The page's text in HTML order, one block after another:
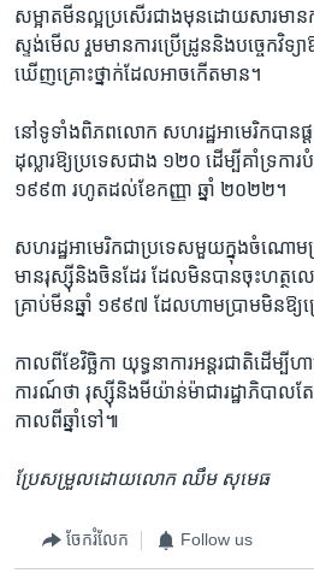
សម្អាតមីនល្អ​ប្រសើរ​ជាងមុន​ដោយសារ​មាន​
ស្ទង់មើល ​រួមមាន​ការ​ប្រើ​ដ្រូន​និង​បច្ចេកវិទ្
ឃើញ​គ្រោះថ្នាក់ដែល​អាច​កើតមាន។
នៅទូទាំងពិភពលោក​ សហរដ្ឋ​អាមេរិក​បាន​ផ្
ដុល្លារឱ្យ​ប្រទេស​ជាង​ ១២០​ ដើម្បី​គាំទ្រការបំ
១៩៩៣ ​រហូត​ដល់​ខែកញ្ញា​ ឆ្នាំ​ ២០២២។
សហរដ្ឋ​អាមេរិក​ជា​ប្រទេស​មួយក្នុង​ចំណោ
មានរុស្ស៊ី​និង​ចិនដែរ ដែល​មិន​បាន​ចុះ​ហត្ថល
គ្រាប់​មីន​ឆ្នាំ ១៩៩៧​ ដែល​ហាមប្រាមមិនឱ្យ​
កាលពី​ខែ​វិច្ឆិកា ​យុទ្ធនាការ​អន្តរជាតិដើម្បី
ការណ៍​ថា រុស្ស៊ី​និងមីយ៉ាន់ម៉ា​ជារដ្ឋាភិបាលត
កាល​ពី​ឆ្នាំទៅ៕
ប្រែសម្រួល​ដោយ​លោក​ ឈឹម សុមេធ
ចែករំលែក Follow us